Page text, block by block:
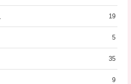
19
5
35
9